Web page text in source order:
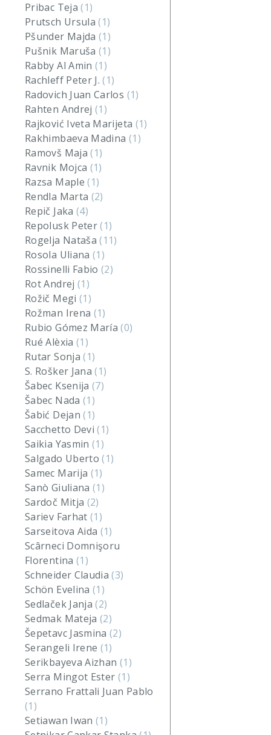
Pribac Teja(1)
Prutsch Ursula(1)
Pšunder Majda(1)
Pušnik Maruša(1)
Rabby Al Amin(1)
Rachleff Peter J.(1)
Radovich Juan Carlos (1)
Rahten Andrej(1)
Rajković Iveta Marijeta (1)
Rakhimbaeva Madina (1)
Ramovš Maja(1)
Ravnik Mojca (1)
Razsa Maple(1)
Rendla Marta (2)
Repič Jaka (4)
Repolusk Peter(1)
Rogelja Nataša(11)
Rosola Uliana(1)
Rossinelli Fabio(2)
Rot Andrej (1)
Rožič Megi (1)
Rožman Irena (1)
Rubio Gómez María(0)
Rué Alèxia (1)
Rutar Sonja(1)
S. Rošker Jana(1)
Šabec Ksenija(7)
Šabec Nada (1)
Šabić Dejan(1)
Sacchetto Devi(1)
Saikia Yasmin(1)
Salgado Uberto(1)
Samec Marija (1)
Sanò Giuliana(1)
Sardoč Mitja (2)
Sariev Farhat(1)
Sarseitova Aida (1)
Scârneci Domnişoru
Florentina (1)
Schneider Claudia(3)
Schön Evelina(1)
Sedlaček Janja(2)
Sedmak Mateja(2)
Šepetavc Jasmina(2)
Serangeli Irene (1)
Serikbayeva Aizhan (1)
Serra Mingot Ester (1)
Serrano Frattali Juan Pablo
(1)
Setiawan Iwan(1)